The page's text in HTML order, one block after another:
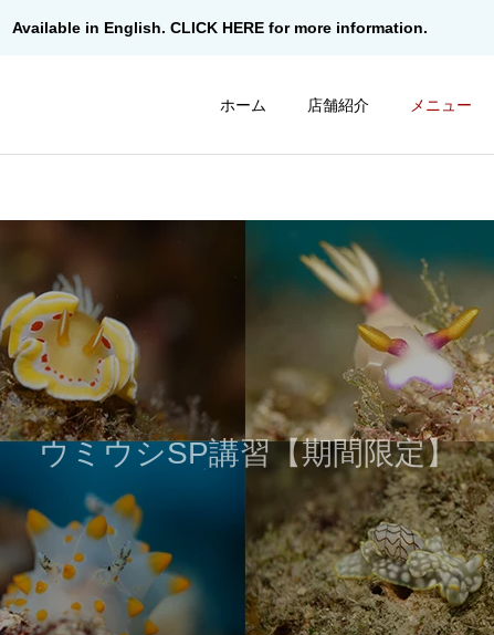
Available in English. CLICK HERE for more information.
ホーム 店舗紹介 メニュー
ウミウシSP講習【期間限定】